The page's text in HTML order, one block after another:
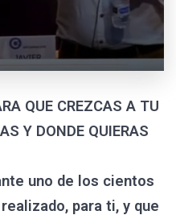
QUE CREZCAS A TU
Y DONDE QUIERAS
uno de los cientos
para ti, y que